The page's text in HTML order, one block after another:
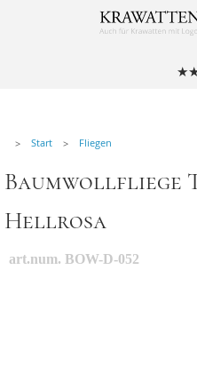
Alle Accessoires
Stoffmasken
Krawatten mit Logo
Start Fliegen
Baumwollfliege
Hellrosa
art.num. BOW-D-052